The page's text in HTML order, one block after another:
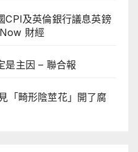
CPI及英倫銀行議息英鎊
財經
是主因 – 聯合報
「畸形陰莖花」開了腐